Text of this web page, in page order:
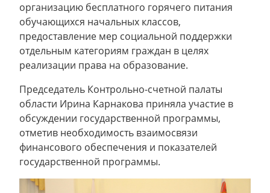
организацию бесплатного горячего питания
обучающихся начальных классов,
предоставление мер социальной поддержки
отдельным категориям граждан в целях
реализации права на образование.
Председатель Контрольно-счетной палаты
области Ирина Карнакова приняла участие в
обсуждении государственной программы,
отметив необходимость взаимосвязи
финансового обеспечения и показателей
государственной программы.